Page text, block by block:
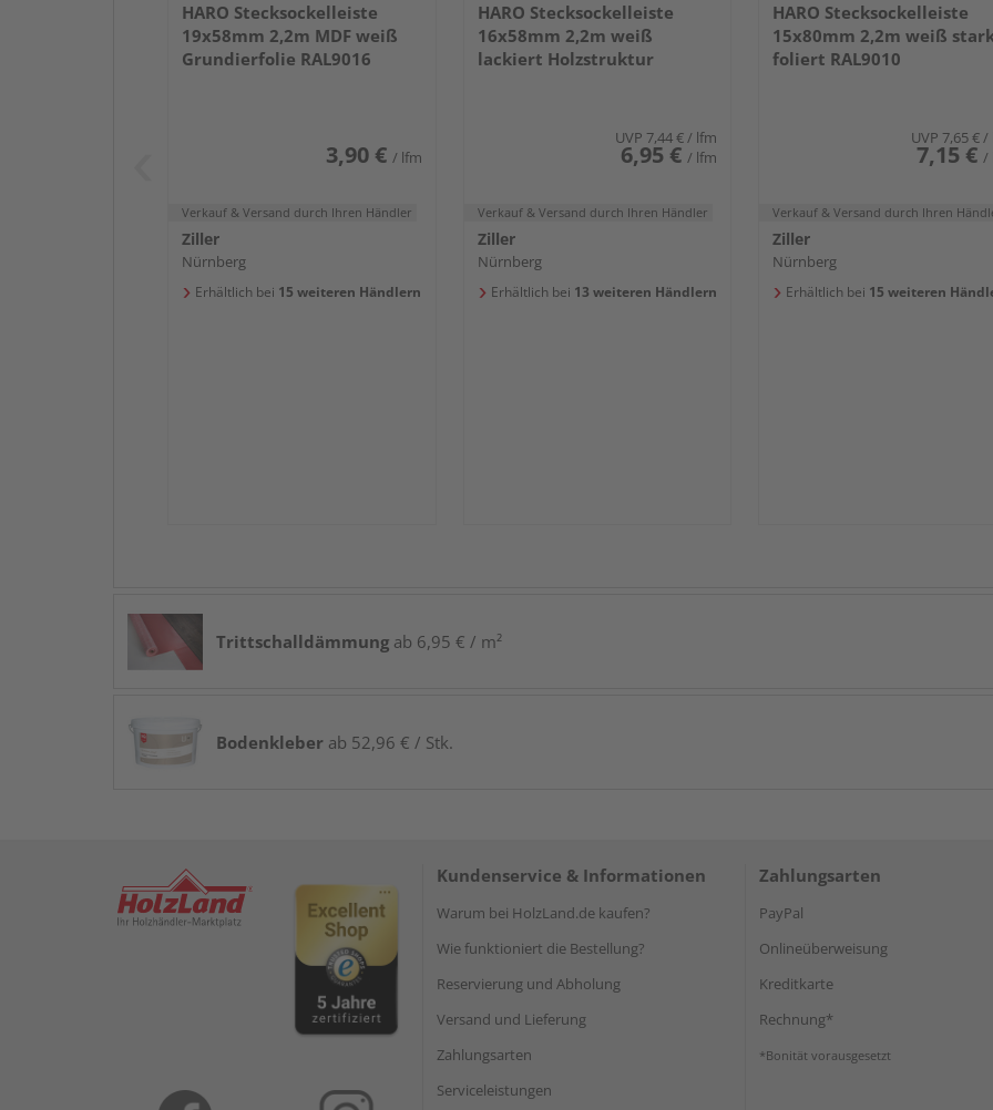
HARO Stecksockelleiste
19x58mm 2,2m MDF weiß
Grundierfolie RAL9016
3,90 € / lfm
Verkauf & Versand durch Ihren Händler
Ziller
Nürnberg
Erhältlich bei 15 weiteren Händlern
HARO Stecksockelleiste
16x58mm 2,2m weiß
lackiert Holzstruktur
UVP 7,44 €/ lfm
6,95 € / lfm
Verkauf & Versand durch Ihren Händler
Ziller
Nürnberg
Erhältlich bei 13 weiteren Händlern
HARO Stecksockelleiste
15x80mm 2,2m weiß
foliert RAL9010
UVP 7,65 €/
7,15 € /
Verkauf & Versand durch Ihren
Ziller
Nürnberg
Erhältlich bei 15 weiteren
Trittschalldämmung ab 6,95 € / m²
Bodenkleber ab 52,96 € / Stk.
Kundenservice & Informationen
Warum bei HolzLand.de kaufen?
Wie funktioniert die Bestellung?
Reservierung und Abholung
Versand und Lieferung
Zahlungsarten
Serviceleistungen
Zahlungsarten
PayPal
Onlineüberweisung
Kreditkarte
Rechnung*
*Bonität vorausgesetzt